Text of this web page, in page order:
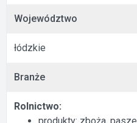
Województwo
łódzkie
Branże
Rolnictwo: